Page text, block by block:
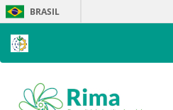
Skip
navigation
BRASIL